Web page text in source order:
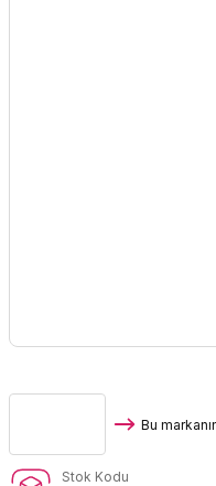
Bu
Stok Kodu